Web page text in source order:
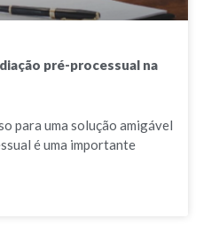
pré-processual na
para uma solução amigável
é uma importante